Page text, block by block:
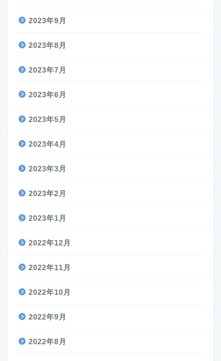
2023年9月
2023年8月
2023年7月
2023年6月
2023年5月
2023年4月
2023年3月
2023年2月
2023年1月
2022年12月
2022年11月
2022年10月
2022年9月
2022年8月